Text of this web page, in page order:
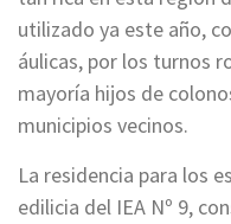
utilizado ya este año,
áulicas, por los turnos
mayoría hijos de
municipios vecinos.
La residencia para los
edilicia del IEA Nº 9,